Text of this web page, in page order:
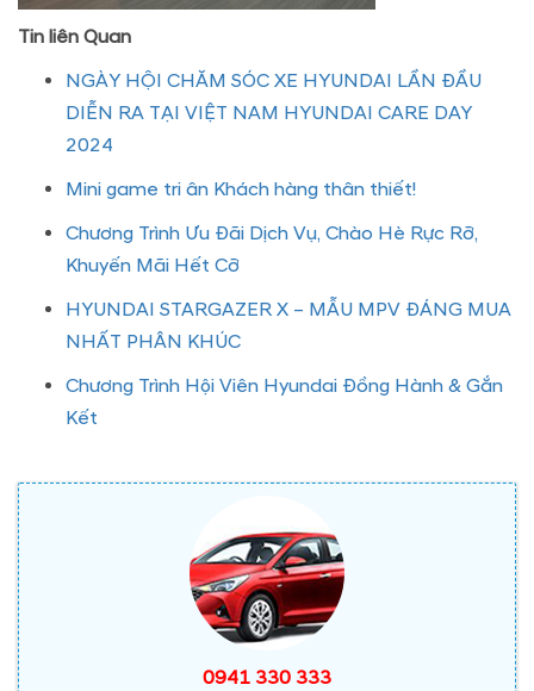
Tin liên Quan
NGÀY HỘI CHĂM SÓC XE HYUNDAI LẦN ĐẦU
DIỄN RA TẠI VIỆT NAM HYUNDAI CARE DAY
2024
Mini game tri ân Khách hàng thân thiết!
Chương Trình Ưu Đãi Dịch Vụ, Chào Hè Rực Rỡ,
Khuyến Mãi Hết Cỡ
HYUNDAI STARGAZER X – MẪU MPV ĐÁNG MUA
NHẤT PHÂN KHÚC
Chương Trình Hội Viên Hyundai Đồng Hành & Gắn
Kết
0941 330 333